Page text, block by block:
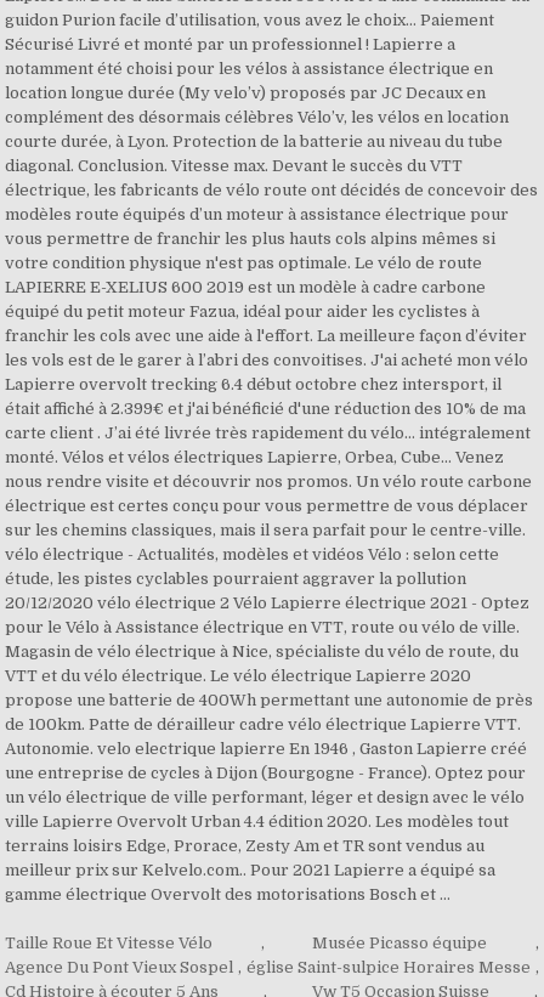
Taille Roue Et Vitesse Vélo , Musée Picasso équipe
,
Agence Du Pont Vieux Sospel , église Saint-sulpice Horaires Messe ,
Cd Histoire à écouter 5 Ans
, Vw T5 Occasion Suisse ,